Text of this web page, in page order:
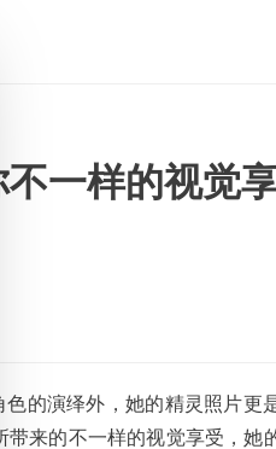
一样的视觉
的演绎外，她的精灵照片更
来的不一样的视觉享受，她